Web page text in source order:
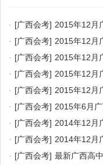
· [广西会考] 2015年12月
· [广西会考] 2015年12月
· [广西会考] 2015年12月
· [广西会考] 2015年12月
· [广西会考] 2015年12月
· [广西会考] 2015年6月
· [广西会考] 2014年12月
· [广西会考] 2014年12月
· [广西会考] 最新广西高